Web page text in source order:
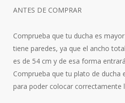
ANTES DE COMPRAR
Comprueba que tu ducha es
tiene paredes, ya que el ancho
es de 54 cm y de esa forma
Comprueba que tu plato de ducha
para poder colocar correctamente